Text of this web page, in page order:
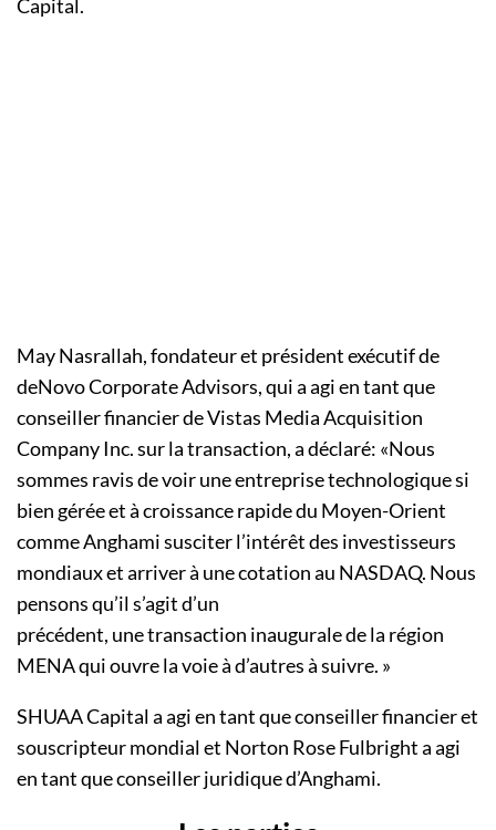
Capital.
May Nasrallah, fondateur et président exécutif de
deNovo Corporate Advisors, qui a agi en tant que
conseiller financier de Vistas Media Acquisition
Company Inc. sur la transaction, a déclaré: «Nous
sommes ravis de voir une entreprise technologique si
bien gérée et à croissance rapide du Moyen-Orient
comme Anghami susciter l’intérêt des investisseurs
mondiaux et arriver à une cotation au NASDAQ. Nous
pensons qu’il s’agit d’un
précédent, une transaction inaugurale de la région
MENA qui ouvre la voie à d’autres à suivre. »
SHUAA Capital a agi en tant que conseiller financier et
souscripteur mondial et Norton Rose Fulbright a agi
en tant que conseiller juridique d’Anghami.